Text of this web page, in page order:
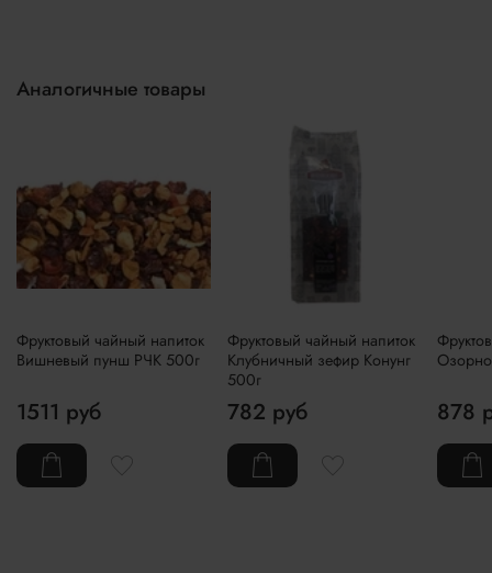
Аналогичные товары
Фруктовый чайный напиток
Вишневый пунш РЧК 500г
1511 руб
Фруктовый чайный напиток
Клубничный зефир Конунг
500г
782 руб 878